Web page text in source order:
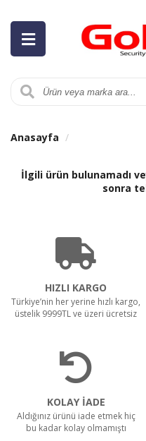
Anasayfa
İlgili ürün bulunamadı
sonra
HIZLI KARGO
Türkiye’nin her yerine hızlı kargo,
üstelik 9999TL ve üzeri ücretsiz
KOLAY İADE
Aldığınız ürünü iade etmek hiç
bu kadar kolay olmamıştı